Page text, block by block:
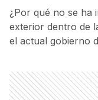
¿Por qué no se ha
exterior dentro de
el actual gobierno